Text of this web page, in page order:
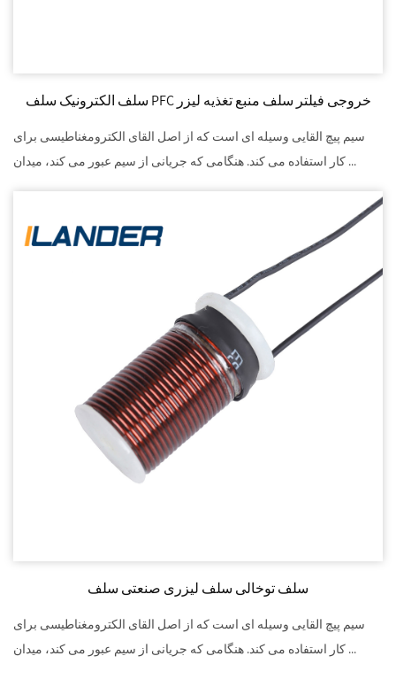
سلف الکترونیک سلف PFC خروجی فیلتر سلف منبع تغذیه لیزر
سیم پیچ القایی وسیله ای است که از اصل القای الکترومغناطیسی برای
کار استفاده می کند. هنگامی که جریانی از سیم عبور می کند، میدان ...
سلف توخالی سلف لیزری صنعتی سلف
سیم پیچ القایی وسیله ای است که از اصل القای الکترومغناطیسی برای
کار استفاده می کند. هنگامی که جریانی از سیم عبور می کند، میدان ...